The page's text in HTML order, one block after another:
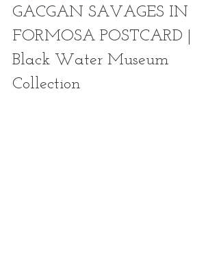
GACGAN SAVAGES IN
FORMOSA POSTCARD |
Black Water Museum
Collection